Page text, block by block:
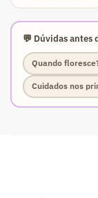
💬 Dúvidas antes
Quando
Cuidados nos